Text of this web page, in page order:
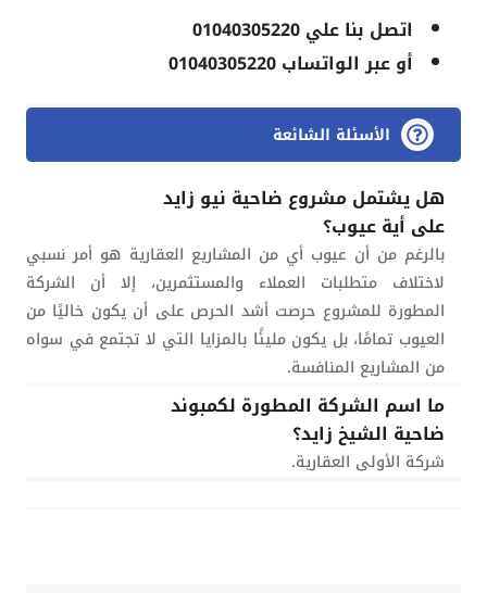
اتصل بنا علي 01040305220
أو عبر الواتساب 01040305220
الأسئلة الشائعة
هل يشتمل مشروع ضاحية نيو زايد
على أية عيوب؟
بالرغم من أن عيوب أي من المشاريع العقارية هو أمر نسبي
لاختلاف متطلبات العملاء والمستثمرين، إلا أن الشركة
المطورة للمشروع حرصت أشد الحرص على أن يكون خاليًا من
العيوب تمامًا، بل يكون مليئًا بالمزايا التي لا تجتمع في سواه
من المشاريع المنافسة.
ما اسم الشركة المطورة لكمبوند
ضاحية الشيخ زايد؟
شركة الأولى العقارية.